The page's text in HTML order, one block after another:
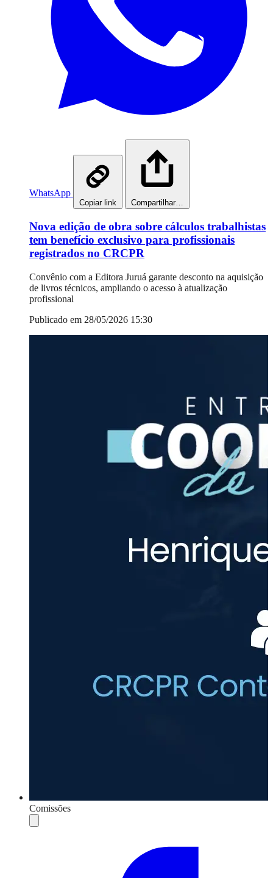
WhatsApp
Copiar link Compartilhar…
Nova edição de obra sobre cálculos trabalhistas
tem benefício exclusivo para profissionais
registrados no CRCPR
Convênio com a Editora Juruá garante desconto na aquisição
de livros técnicos, ampliando o acesso à atualização
profissional
Publicado em 28/05/2026 15:30
Comissões
Compartilhar